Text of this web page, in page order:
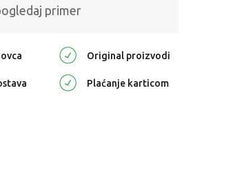
primer
Original proizvodi
Plaćanje karticom